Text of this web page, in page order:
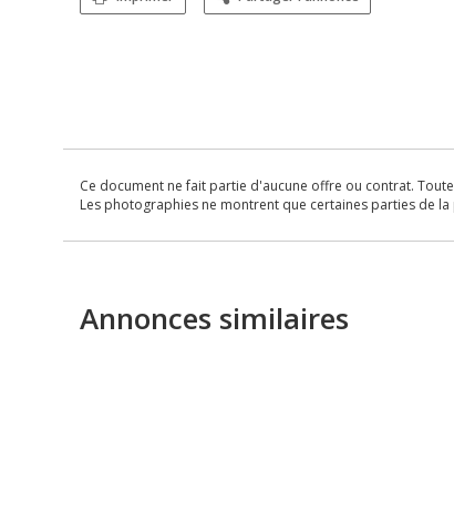
Ce document ne fait partie d'aucune offre ou contrat.
Les photographies ne montrent que certaines parties de
Annonces similaires